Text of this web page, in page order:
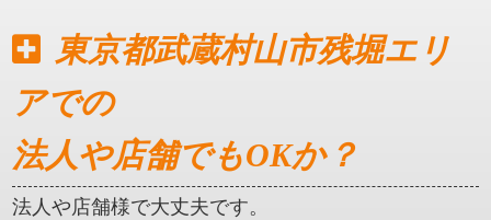
東京都武蔵村山市残堀エリ
アでの
法人や店舗でもOKか？
法人や店舗様で大丈夫です。